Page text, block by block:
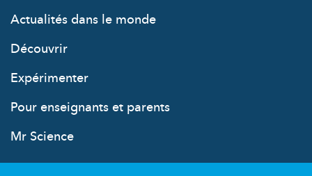
Actualités dans le monde
Découvrir
Expérimenter
Pour enseignants et parents
Mr Science